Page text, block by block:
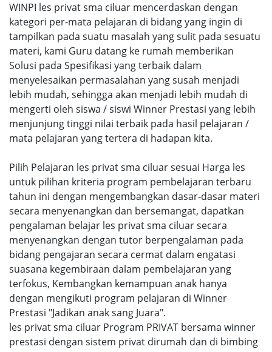
WINPI les privat sma ciluar mencerdaskan dengan
kategori per-mata pelajaran di bidang yang ingin di
tampilkan pada suatu masalah yang sulit pada sesuatu
materi, kami Guru datang ke rumah memberikan
Solusi pada Spesifikasi yang terbaik dalam
menyelesaikan permasalahan yang susah menjadi
lebih mudah, sehingga akan menjadi lebih mudah di
mengerti oleh siswa / siswi Winner Prestasi yang lebih
menjunjung tinggi nilai terbaik pada hasil pelajaran /
mata pelajaran yang tertera di hadapan kita.
Pilih Pelajaran les privat sma ciluar sesuai Harga les
untuk pilihan kriteria program pembelajaran terbaru
tahun ini dengan mengembangkan dasar-dasar materi
secara menyenangkan dan bersemangat, dapatkan
pengalaman belajar les privat sma ciluar secara
menyenangkan dengan tutor berpengalaman pada
bidang pengajaran secara cermat dalam engatasi
suasana kegembiraan dalam pembelajaran yang
terfokus, Kembangkan kemampuan anak hanya
dengan mengikuti program pelajaran di Winner
Prestasi "Jadikan anak sang Juara".
les privat sma ciluar Program PRIVAT bersama winner
prestasi dengan sistem privat dirumah dan di bimbing